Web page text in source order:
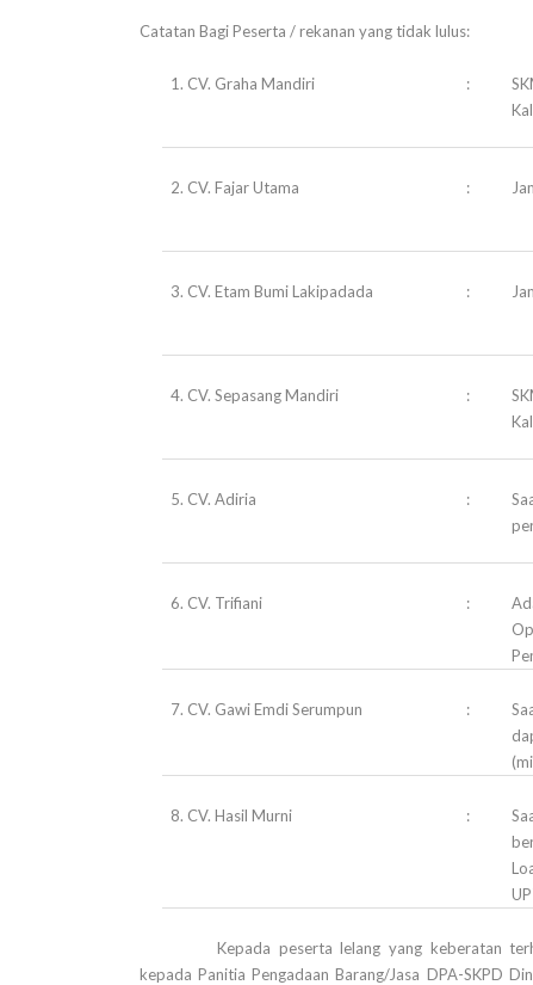
Catatan Bagi Peserta / rekanan yang tidak lulus:
1. CV. Graha Mandiri :
2. CV. Fajar Utama :
3. CV. Etam Bumi Lakipadada :
4. CV. Sepasang Mandiri :
5. CV. Adiria :
6. CV. Trifiani :
7. CV. Gawi Emdi Serumpun :
8. CV. Hasil Murni :
Kepada peserta lelang yang keberatan
kepada Panitia Pengadaan Barang/Jasa DPA-SKPD